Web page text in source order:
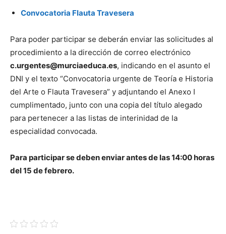
Convocatoria Flauta Travesera
Para poder participar se deberán enviar las solicitudes al
procedimiento a la dirección de correo electrónico
c.urgentes@murciaeduca.es, indicando en el asunto el
DNI y el texto “Convocatoria urgente de Teoría e Historia
del Arte o Flauta Travesera” y adjuntando el Anexo I
cumplimentado, junto con una copia del título alegado
para pertenecer a las listas de interinidad de la
especialidad convocada.
Para participar se deben enviar antes de las 14:00 horas
del 15 de febrero.